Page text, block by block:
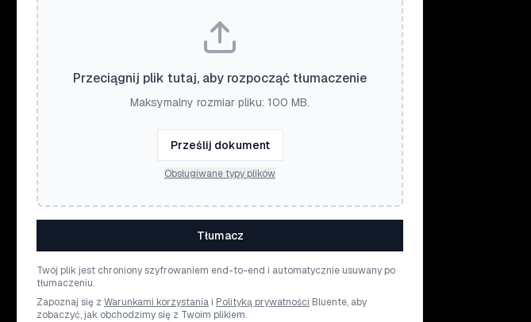
Przeciągnij plik tutaj, aby rozpocząć tłumaczenie
Maksymalny rozmiar pliku: 100 MB.
Prześlij dokument
Obsługiwane typy plików
Tłumacz
Twój plik jest chroniony szyfrowaniem end-to-end i automatycznie usuwany po
tłumaczeniu.
Zapoznaj się z Warunkami korzystania i Polityką prywatności Bluente, aby
zobaczyć, jak obchodzimy się z Twoim plikiem.